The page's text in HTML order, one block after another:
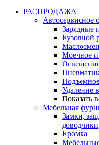
РАСПРОДАЖА
Автосервисное
Зарядные
Кузовной
Моечное и
Удаление
Показать
Мебельная
Замки,
Кромка